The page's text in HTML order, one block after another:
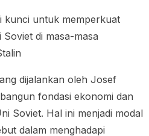
kunci untuk memperkuat
di masa-masa
dijalankan oleh Josef
fondasi ekonomi dan
Soviet. Hal ini menjadi modal
dalam menghadapi